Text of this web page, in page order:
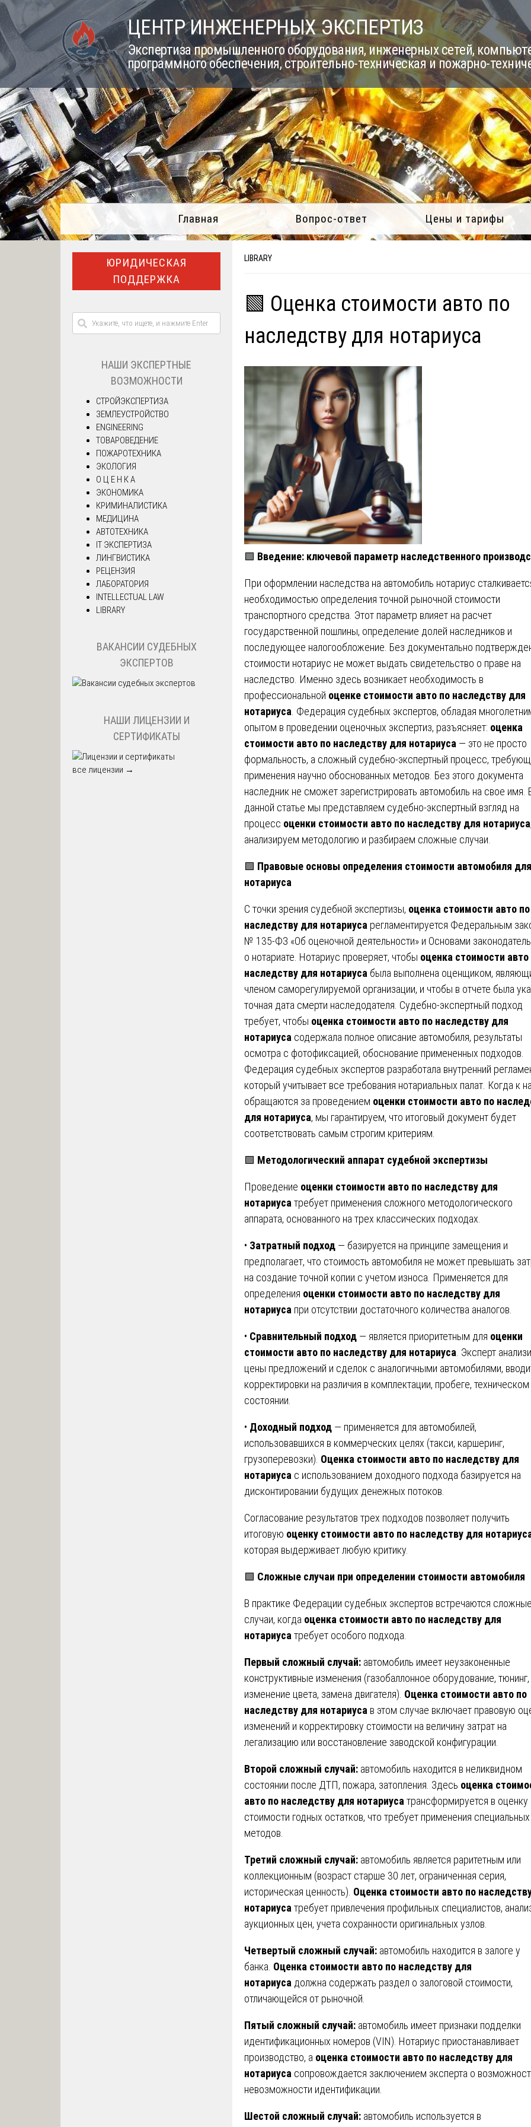
Skip
to
content
ЦЕНТР ИНЖЕНЕРНЫХ ЭКСПЕРТИЗ
Экспертиза промышленного оборудования, инженерных сетей,
программного обеспечения, строительно-техническая и пожарно-
Главная Вопрос-ответ Цены и тарифы
LIBRARY
🟩 Оценка стоимости авто по
наследству для нотариуса
🟩 Введение: ключевой параметр наследственного
При оформлении наследства на автомобиль нотариус
необходимостью определения точной рыночной стоимости
транспортного средства. Этот параметр влияет на расчет
государственной пошлины, определение долей наследников и
последующее налогообложение. Без документально
стоимости нотариус не может выдать свидетельство о праве на
наследство. Именно здесь возникает необходимость в
профессиональной оценке стоимости авто по наследству для
нотариуса . Федерация судебных экспертов, обладая
опытом в проведении оценочных экспертиз, разъясняет: оценка
стоимости авто по наследству для нотариуса — это не просто
формальность, а сложный судебно-экспертный процесс,
применения научно обоснованных методов. Без этого документа
наследник не сможет зарегистрировать автомобиль на свое имя.
данной статье мы представляем судебно-экспертный взгляд на
процесс оценки стоимости авто по наследству для нотариуса
анализируем методологию и разбираем сложные случаи.
🟩 Правовые основы определения стоимости автомобиля для
нотариуса
С точки зрения судебной экспертизы, оценка стоимости авто по
наследству для нотариуса регламентируется Федеральным
№ 135-ФЗ «Об оценочной деятельности» и Основами
о нотариате. Нотариус проверяет, чтобы оценка стоимости авто
наследству для нотариуса была выполнена оценщиком,
членом саморегулируемой организации, и чтобы в отчете была
точная дата смерти наследодателя. Судебно-экспертный подход
требует, чтобы оценка стоимости авто по наследству для
нотариуса содержала полное описание автомобиля, результаты
осмотра с фотофиксацией, обоснование примененных подходов.
Федерация судебных экспертов разработала внутренний
который учитывает все требования нотариальных палат. Когда к
обращаются за проведением оценки стоимости авто по
для нотариуса, мы гарантируем, что итоговый документ будет
соответствовать самым строгим критериям.
🟩 Методологический аппарат судебной экспертизы
Проведение оценки стоимости авто по наследству для
нотариуса требует применения сложного методологического
аппарата, основанного на трех классических подходах.
• Затратный подход — базируется на принципе замещения и
предполагает, что стоимость автомобиля не может превышать
на создание точной копии с учетом износа. Применяется для
определения оценки стоимости авто по наследству для
нотариуса при отсутствии достаточного количества аналогов.
• Сравнительный подход — является приоритетным для оценки
стоимости авто по наследству для нотариуса . Эксперт
цены предложений и сделок с аналогичными автомобилями,
корректировки на различия в комплектации, пробеге, техническом
состоянии.
• Доходный подход — применяется для автомобилей,
использовавшихся в коммерческих целях (такси, каршеринг,
грузоперевозки). Оценка стоимости авто по наследству для
нотариуса с использованием доходного подхода базируется на
дисконтировании будущих денежных потоков.
Согласование результатов трех подходов позволяет получить
итоговую оценку стоимости авто по наследству для
которая выдерживает любую критику.
🟩 Сложные случаи при определении стоимости автомобиля
В практике Федерации судебных экспертов встречаются сложные
случаи, когда оценка стоимости авто по наследству для
нотариуса требует особого подхода.
Первый сложный случай: автомобиль имеет неузаконенные
конструктивные изменения (газобаллонное оборудование, тюнинг,
изменение цвета, замена двигателя). Оценка стоимости авто по
наследству для нотариуса в этом случае включает правовую
изменений и корректировку стоимости на величину затрат на
легализацию или восстановление заводской конфигурации.
Второй сложный случай: автомобиль находится в неликвидном
состоянии после ДТП, пожара, затопления. Здесь оценка
авто по наследству для нотариуса трансформируется в оценку
стоимости годных остатков, что требует применения специальных
методов.
Третий сложный случай: автомобиль является раритетным или
коллекционным (возраст старше 30 лет, ограниченная серия,
историческая ценность). Оценка стоимости авто по
нотариуса требует привлечения профильных специалистов,
аукционных цен, учета сохранности оригинальных узлов.
Четвертый сложный случай: автомобиль находится в залоге у
банка. Оценка стоимости авто по наследству для
нотариуса должна содержать раздел о залоговой стоимости,
отличающейся от рыночной.
Пятый сложный случай: автомобиль имеет признаки подделки
идентификационных номеров (VIN). Нотариус приостанавливает
производство, а оценка стоимости авто по наследству для
нотариуса сопровождается заключением эксперта о
невозможности идентификации.
Шестой сложный случай: автомобиль используется в
ЮРИДИЧЕСКАЯ
ПОДДЕРЖКА
НАШИ ЭКСПЕРТНЫЕ
ВОЗМОЖНОСТИ
СТРОЙЭКСПЕРТИЗА
ЗЕМЛЕУСТРОЙСТВО
ENGINEERING
ТОВАРОВЕДЕНИЕ
ПОЖАРОТЕХНИКА
ЭКОЛОГИЯ
О Ц Е Н К А
ЭКОНОМИКА
КРИМИНАЛИСТИКА
МЕДИЦИНА
АВТОТЕХНИКА
IT ЭКСПЕРТИЗА
ЛИНГВИСТИКА
РЕЦЕНЗИЯ
ЛАБОРАТОРИЯ
INTELLECTUAL LAW
LIBRARY
ВАКАНСИИ СУДЕБНЫХ
ЭКСПЕРТОВ
НАШИ ЛИЦЕНЗИИ И
СЕРТИФИКАТЫ
все лицензии →